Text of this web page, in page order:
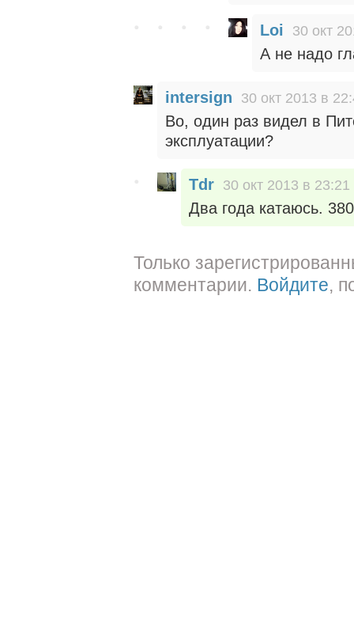
Loi 30 окт
А не надо
intersign 30 окт 2013 в
Во, один раз видел в
эксплуатации?
Tdr 30 окт 2013 в 23:21
Два года катаюсь.
Только
комментарии. Войдите,